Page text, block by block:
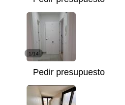
1/14
Pedir presupuesto